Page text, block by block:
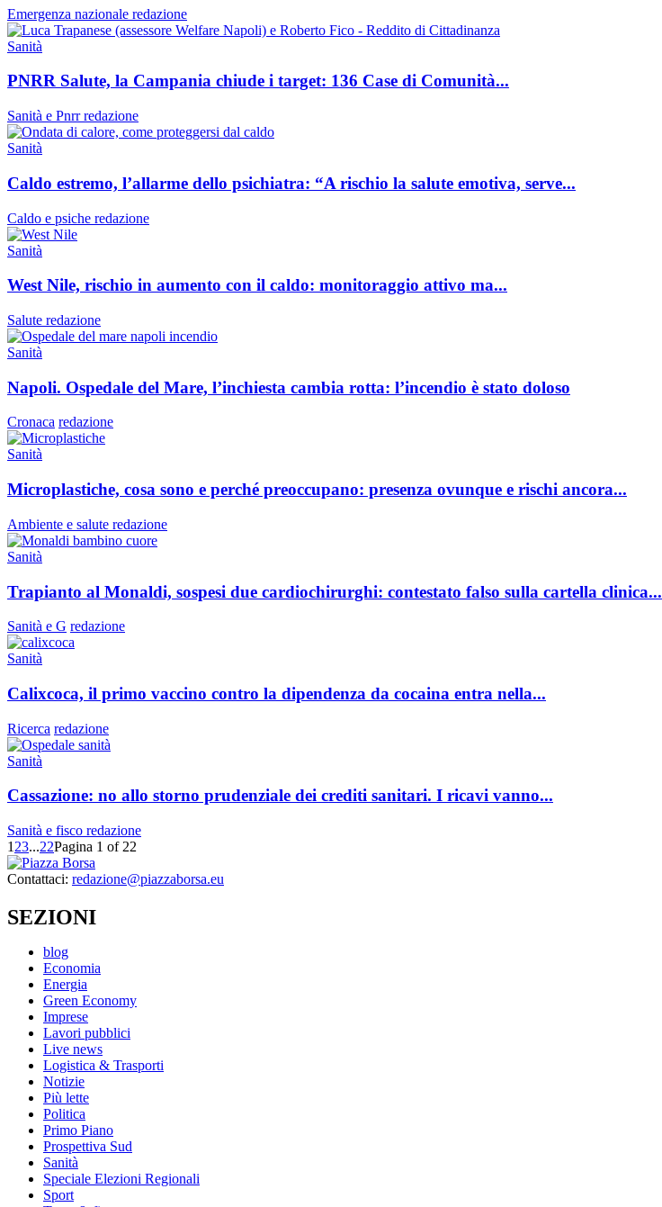
Emergenza nazionale redazione
Sanità
PNRR Salute, la Campania chiude i target: 136 Case di Comunità...
Sanità e Pnrrredazione
Sanità
Caldo estremo, l’allarme dello psichiatra: “A rischio la salute emotiva, serve...
Caldo e psiche redazione
Sanità
West Nile, rischio in aumento con il caldo: monitoraggio attivo ma...
Salute redazione
Sanità
Napoli. Ospedale del Mare, l’inchiesta cambia rotta: l’incendio è stato doloso
Cronaca redazione
Sanità
Microplastiche, cosa sono e perché preoccupano: presenza ovunque e rischi ancora...
Ambiente e salute redazione
Sanità
Trapianto al Monaldi, sospesi due cardiochirurghi: contestato falso sulla cartella clinica...
Sanità e G redazione
Sanità
Calixcoca, il primo vaccino contro la dipendenza da cocaina entra nella...
Ricerca redazione
Sanità
Cassazione: no allo storno prudenziale dei crediti sanitari. I ricavi vanno...
Sanità e fisco redazione
1 23...22Pagina 1 of 22
Contattaci: redazione@piazzaborsa.eu
SEZIONI
blog
Economia
Energia
Green Economy
Imprese
Lavori pubblici
Live news
Logistica & Trasporti
Notizie
Più lette
Politica
Primo Piano
Prospettiva Sud
Sanità
Speciale Elezioni Regionali
Sport